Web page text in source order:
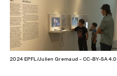
2024 EPFL/Julien Gremaud - CC-BY-SA 4.0